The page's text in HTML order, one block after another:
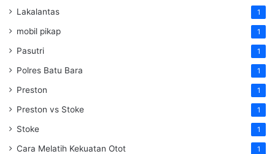
Lakalantas 1
mobil pikap 1
Pasutri 1
Polres Batu Bara 1
Preston 1
Preston vs Stoke 1
Stoke 1
Cara Melatih Kekuatan Otot 1